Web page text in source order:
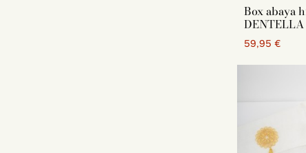
Box abaya
59,95 €